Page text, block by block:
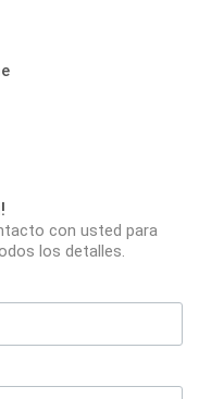
con usted para
los detalles.